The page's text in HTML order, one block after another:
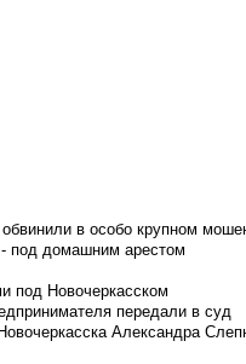
в особо крупном
под домашним арестом
под Новочеркасском
передали в суд
Александра